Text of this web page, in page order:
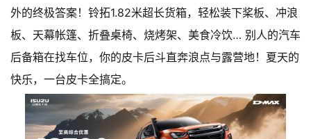
外的终极答案！铃拓1.82米超长货箱，轻松装下桨板、冲浪
板、天幕帐篷、折叠桌椅、烧烤架、美食冷饮… 别人的汽车
后备箱在找车位，你的皮卡后斗直奔浪点与露营地！夏天的
快乐，一台皮卡全搞定。